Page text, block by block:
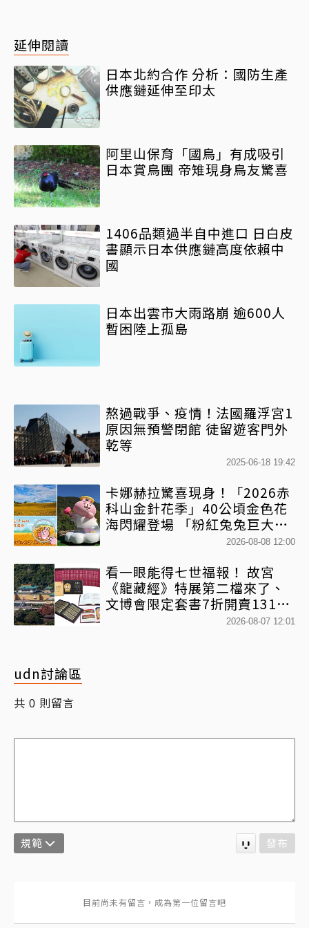
延伸閱讀
日本北約合作 分析：國防生產
供應鏈延伸至印太
阿里山保育「國鳥」有成吸引
日本賞鳥團 帝雉現身鳥友驚喜
1406品類過半自中進口 日白皮
書顯示日本供應鏈高度依賴中
國
日本出雲市大雨路崩 逾600人
暫困陸上孤島
熬過戰爭、疫情！法國羅浮宮1
原因無預警閉館 徒留遊客門外
乾等
2025-06-18 19:42
卡娜赫拉驚喜現身！「2026赤
科山金針花季」40公頃金色花
海閃耀登場 「粉紅兔兔巨大氣
球+超狂500樂遊券」快追
2026-08-08 12:00
看一眼能得七世福報！ 故宮
《龍藏經》特展第二檔來了、
文博會限定套書7折開賣131萬
網驚：貧窮限制想像2026-08-07 12:01
udn討論區
共 0 則留言
規範 發布